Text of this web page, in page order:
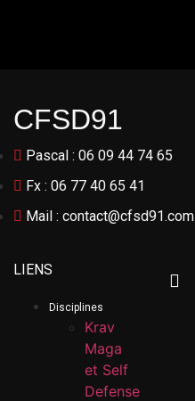
CFSD91
Pascal : 06 09 44 74 65
Fx : 06 77 40 65 41
Mail : contact@cfsd91.com
LIENS
Disciplines
Krav
Maga
et Self
Defense